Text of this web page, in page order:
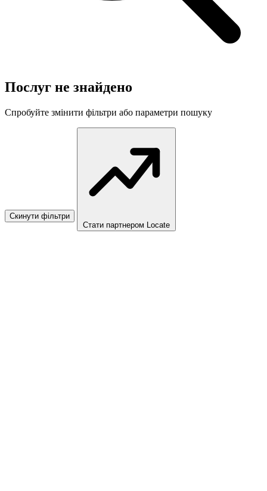
Послуг не знайдено
Спробуйте змінити фільтри або параметри пошуку
Скинути фільтри
Стати партнером Locate